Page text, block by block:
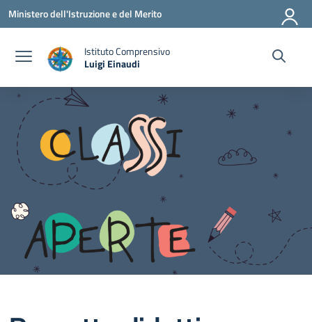
Vai ai contenuti
Vai al menu di navigazione
Vai al footer
Ministero dell'Istruzione e del Merito
Istituto Comprensivo
Luigi Einaudi
— Visita la pagina iniziale della scuola